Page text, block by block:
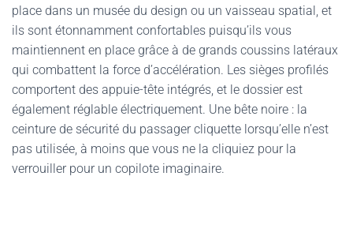
place dans un musée du design ou un vaisseau spatial, et
ils sont étonnamment confortables puisqu’ils vous
maintiennent en place grâce à de grands coussins latéraux
qui combattent la force d’accélération. Les sièges profilés
comportent des appuie-tête intégrés, et le dossier est
également réglable électriquement. Une bête noire : la
ceinture de sécurité du passager cliquette lorsqu’elle n’est
pas utilisée, à moins que vous ne la cliquiez pour la
verrouiller pour un copilote imaginaire.